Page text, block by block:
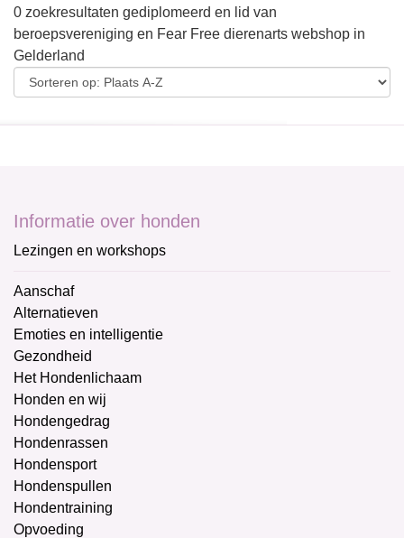
0 zoekresultaten gediplomeerd en lid van
beroepsvereniging en Fear Free dierenarts webshop in
Gelderland
Informatie over honden
Lezingen en workshops
Aanschaf
Alternatieven
Emoties en intelligentie
Gezondheid
Het Hondenlichaam
Honden en wij
Hondengedrag
Hondenrassen
Hondensport
Hondenspullen
Hondentraining
Opvoeding